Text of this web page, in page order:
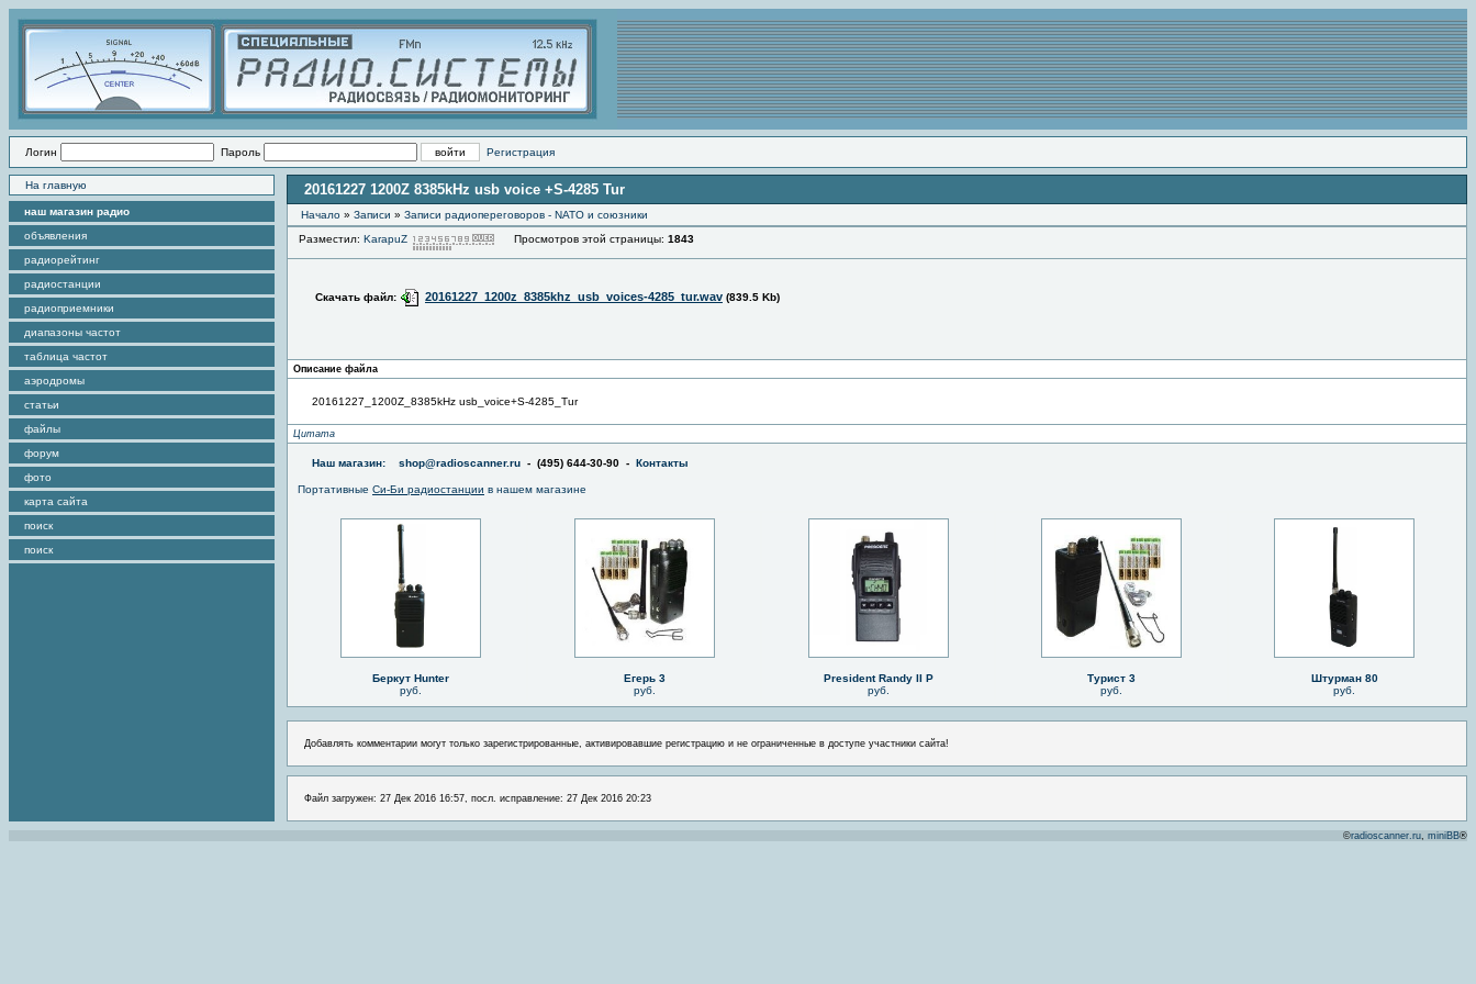
Логин Пароль Регистрация
На главную
наш магазин радио
объявления
радиорейтинг
радиостанции
радиоприемники
диапазоны частот
таблица частот
аэродромы
статьи
файлы
форум
фото
карта сайта
поиск
поиск
20161227 1200Z 8385kHz usb voice +S-4285 Tur
Начало » Записи » Записи радиопереговоров - NATO и союзники
Разместил: KarapuZ Просмотров этой страницы: 1843
Скачать файл: 20161227_1200z_8385khz_usb_voices-4285_tur.wav (839.5 Kb)
Описание файла
20161227_1200Z_8385kHz usb_voice+S-4285_Tur
Цитата
Наш магазин: shop@radioscanner.ru - (495) 644-30-90 - Контакты
Портативные Си-Би радиостанции в нашем магазине
Беркут Hunter
руб.
Егерь 3
руб.
President Randy II P
руб.
Турист 3
руб.
Штурман 80
руб.
Добавлять комментарии могут только зарегистрированные, активировавшие регистрацию и не ограниченные в доступе участники сайта!
Файл загружен: 27 Дек 2016 16:57, посл. исправление: 27 Дек 2016 20:23
©radioscanner.ru, miniBB®